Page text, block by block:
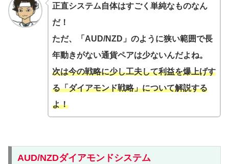
正直システム自体はすごく単純なものなん
だ！
ただ、「AUD/NZD」のように狭い範囲で長
年動きがない通貨ペアは少ないんだよね。
次は今の戦略に少し工夫して利益を爆上げす
る「ダイアモンド戦略」について解説する
よ！
AUD/NZDダイアモンドシステム